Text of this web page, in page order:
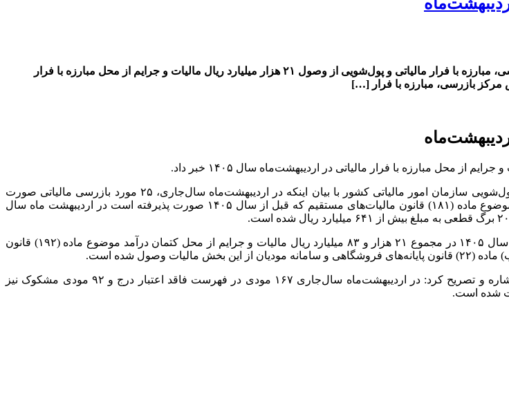
وصول ۲۱ هزار میلیارد ریال از محل مبارزه با فرار مالیاتی در اردیبهشت‌ماه رییس مرکز بازرسی، مبارزه با فرار مالیاتی و پول‌شویی از وصول ۲۱ هزار میلیارد ریال مالیات و جرایم از محل مبارزه با فرار
به گزارش قلم پرس سیدمحمدرضا احمدی، رییس مرکز بازرسی، مبارزه با فرار مالیاتی و پول‌شویی سازمان امور مالیاتی کشور با بیان اینکه در اردیبهشت‌ماه سال‌جاری، ۲۵ مورد بازرسی مالیاتی صورت
گرفته است اظهار داشت: نتایج بررسی اسناد و مدارک به دست آمده برای بازرسی مالیاتی موضوع ماده (۱۸۱) قانون مالیات‌های مستقیم که قبل از سال ۱۴۰۵ صورت پذیرفته است در اردیبهشت ماه سال
احمدی با اشاره به مالیات‌ و جرایم وصول شده از محل کتمان درآمد، گفت: در اردیبهشت‌ماه سال‏ ۱۴۰۵ در مجموع ۲۱ هزار و ۸۳ میلیارد ریال مالیات و جرایم از محل کتمان درآمد موضوع ماده (۱۹۲) قانون
رییس مرکز بازرسی، مبارزه با فرار مالیاتی و پول‌شویی به مودیان فاقد اعتبار مالیاتی نیز اشاره و تصریح کرد: در اردیبهشت‌ماه سال‌جاری ۱۶۷ مودی در فهرست فاقد اعتبار درج و ۹۲ مودی مشکوک نیز